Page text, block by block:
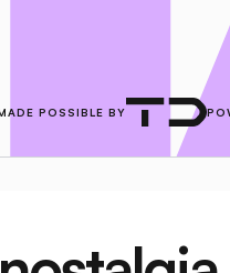
POSSIBLE BY